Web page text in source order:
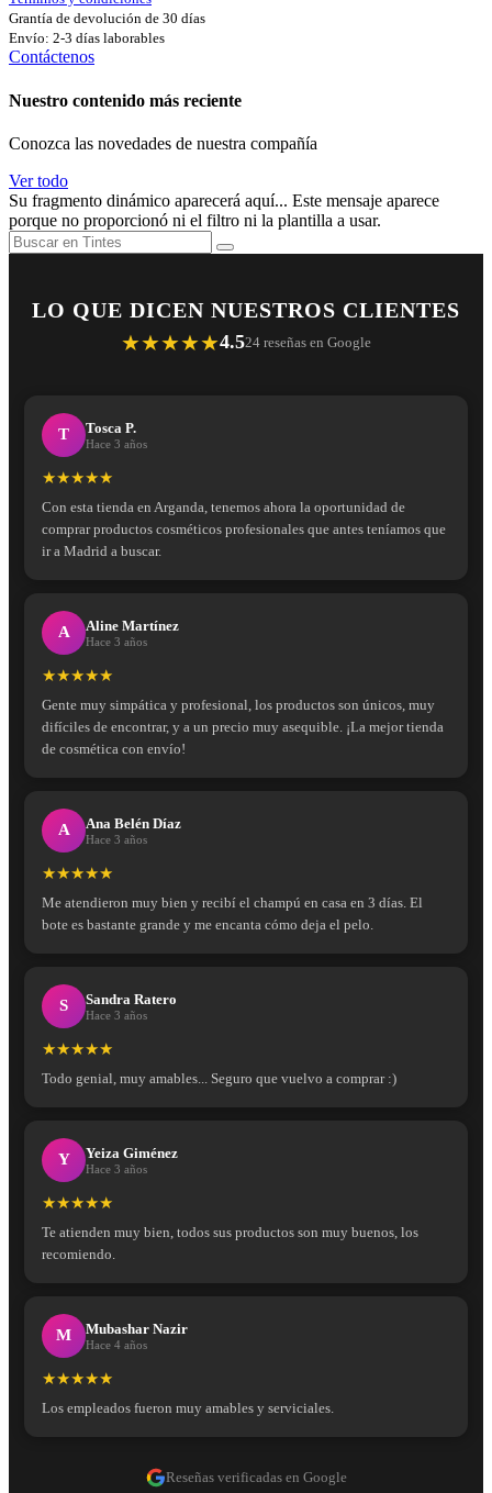
Grantía de devolución de 30 días
Envío: 2-3 días laborables
Contáctenos
Nuestro contenido más reciente
Conozca las novedades de nuestra compañía
Ver todo
Su fragmento dinámico aparecerá aquí... Este mensaje aparece
porque no proporcionó ni el filtro ni la plantilla a usar.
LO QUE DICEN NUESTROS CLIENTES
★★★★★4.524 reseñas en Google
T Tosca P.
Hace 3 años
★★★★★
Con esta tienda en Arganda, tenemos ahora la oportunidad de
comprar productos cosméticos profesionales que antes teníamos que
ir a Madrid a buscar.
A Aline Martínez
Hace 3 años
★★★★★
Gente muy simpática y profesional, los productos son únicos, muy
difíciles de encontrar, y a un precio muy asequible. ¡La mejor tienda
de cosmética con envío!
A Ana Belén Díaz
Hace 3 años
★★★★★
Me atendieron muy bien y recibí el champú en casa en 3 días. El
bote es bastante grande y me encanta cómo deja el pelo.
S Sandra Ratero
Hace 3 años
★★★★★
Todo genial, muy amables... Seguro que vuelvo a comprar :)
Y Yeiza Giménez
Hace 3 años
★★★★★
Te atienden muy bien, todos sus productos son muy buenos, los
recomiendo.
M Mubashar Nazir
Hace 4 años
★★★★★
Los empleados fueron muy amables y serviciales.
Reseñas verificadas en Google